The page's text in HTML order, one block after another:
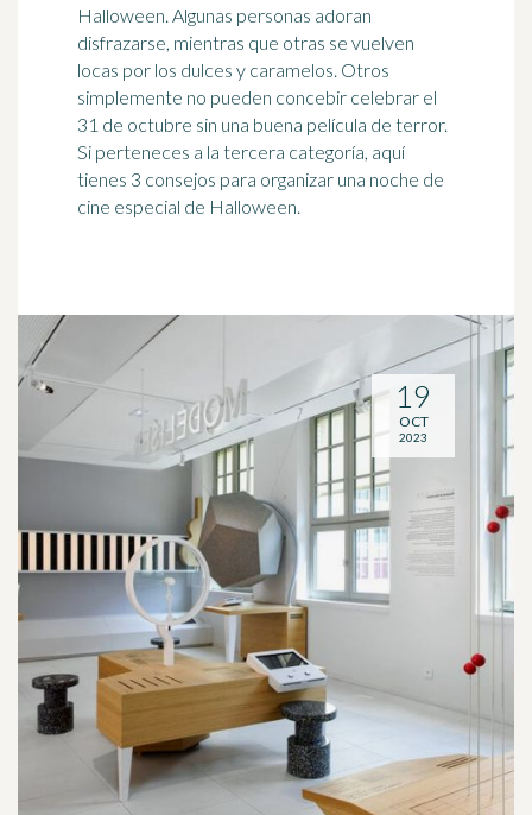
Halloween. Algunas personas adoran
disfrazarse, mientras que otras se vuelven
locas por los dulces y caramelos. Otros
simplemente no pueden concebir celebrar el
31 de octubre sin una buena película de terror.
Si perteneces a la tercera categoría, aquí
tienes 3 consejos para organizar una noche de
cine especial de Halloween.
19
OCT
2023